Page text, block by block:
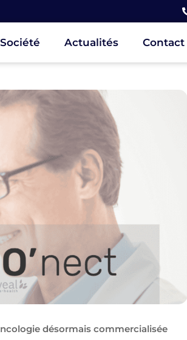
Société Actualités Contact
désormais commercialisée